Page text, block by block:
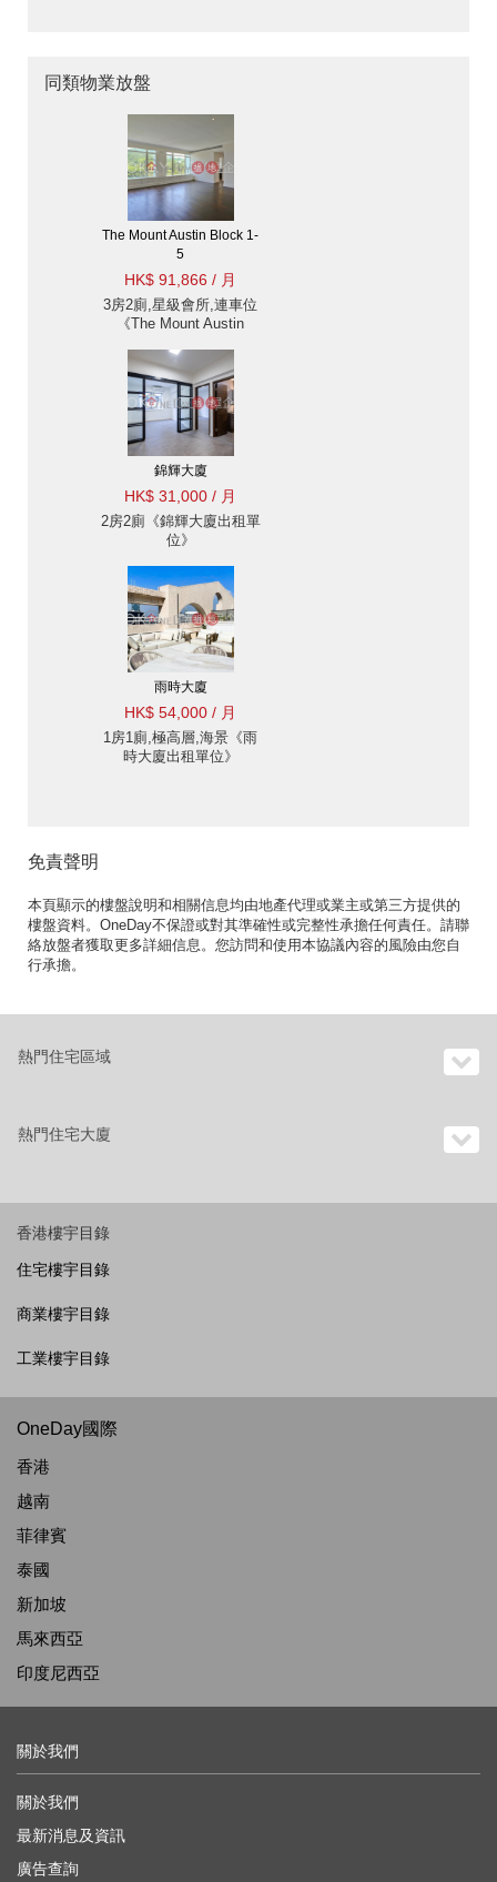
同類物業放盤
The Mount Austin Block 1-
5
HK$ 91,866 / 月
3房2廁,星級會所,連車位
《The Mount Austin
錦輝大廈
HK$ 31,000 / 月
2房2廁《錦輝大廈出租單
位》
雨時大廈
HK$ 54,000 / 月
1房1廁,極高層,海景《雨
時大廈出租單位》
免責聲明
本頁顯示的樓盤說明和相關信息均由地產代理或業主或第三方提供的
樓盤資料。OneDay不保證或對其準確性或完整性承擔任何責任。請聯
絡放盤者獲取更多詳細信息。您訪問和使用本協議內容的風險由您自
行承擔。
熱門住宅區域
熱門住宅大廈
香港樓宇目錄
住宅樓宇目錄
商業樓宇目錄
工業樓宇目錄
OneDay國際
香港
越南
菲律賓
泰國
新加坡
馬來西亞
印度尼西亞
關於我們
關於我們
最新消息及資訊
廣告查詢